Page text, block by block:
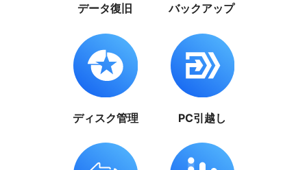
データ復旧 バックアップ
ディスク管理 PC引越し